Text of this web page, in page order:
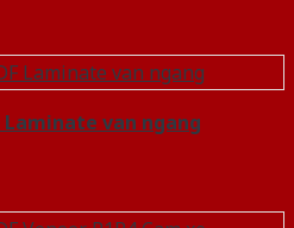
Laminate van ngang